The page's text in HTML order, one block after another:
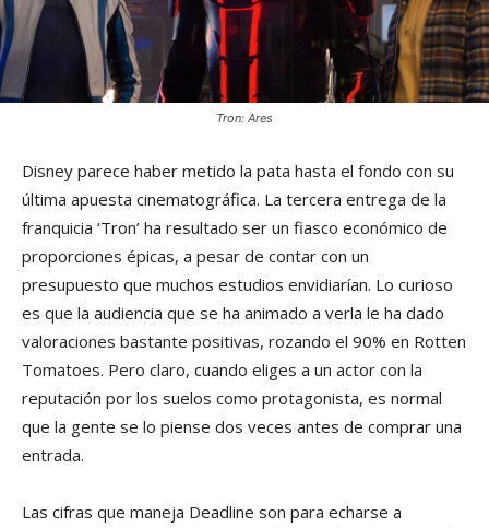
Tron: Ares
Disney parece haber metido la pata hasta el fondo con su
última apuesta cinematográfica. La tercera entrega de la
franquicia ‘Tron’ ha resultado ser un fiasco económico de
proporciones épicas, a pesar de contar con un
presupuesto que muchos estudios envidiarían. Lo curioso
es que la audiencia que se ha animado a verla le ha dado
valoraciones bastante positivas, rozando el 90% en Rotten
Tomatoes. Pero claro, cuando eliges a un actor con la
reputación por los suelos como protagonista, es normal
que la gente se lo piense dos veces antes de comprar una
entrada.
Las cifras que maneja Deadline son para echarse a